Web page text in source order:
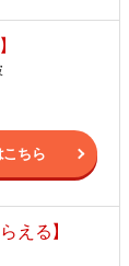
こちら
える】